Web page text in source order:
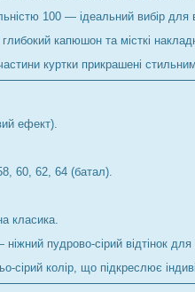
100 — ідеальний вибір для
капюшон та місткі
куртки прикрашені
ефект).
60, 62, 64 (батал).
класика.
пудрово-сірий відтінок для
сірий колір, що підкреслює